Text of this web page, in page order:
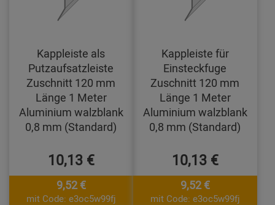
Kappleiste als
Putzaufsatzleiste
Zuschnitt 120 mm
Länge 1 Meter
Aluminium walzblank
0,8 mm (Standard)
10,13 €
9,52 €
mit Code: e3oc5w99fj
Kappleiste für
Einsteckfuge
Zuschnitt 120 mm
Länge 1 Meter
Aluminium walzblank
0,8 mm (Standard)
10,13 €
9,52 €
mit Code: e3oc5w99fj